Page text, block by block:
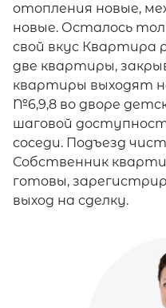
отопления новые,
новые. Осталось
свой вкус Квартира
две квартиры,
квартиры выходят
№6,9,8 во дворе
шаговой
соседи. Подъезд
Собственник
готовы,
выход на сделку.